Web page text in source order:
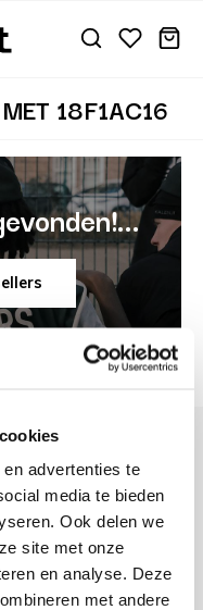
advertenties te
media te bieden
Ook delen we
site met onze
en analyse. Deze
met andere
18F1AC16